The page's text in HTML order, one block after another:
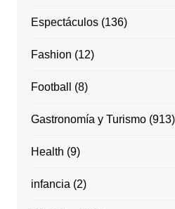
Espectáculos(136)
Fashion (12)
Football (8)
Gastronomía y Turismo(913)
Health (9)
infancia (2)